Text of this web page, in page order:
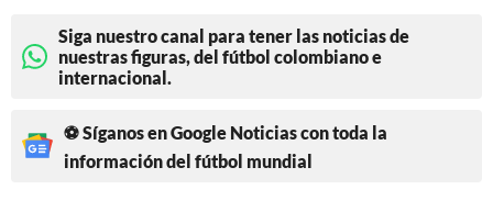
Siga nuestro canal para tener las noticias de
nuestras figuras, del fútbol colombiano e
internacional.
⚽ Síganos en Google Noticias con toda la
información del fútbol mundial